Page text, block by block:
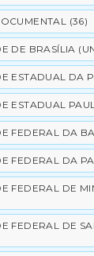
(36)
DE BRASÍLIA
ESTADUAL DA
ESTADUAL
FEDERAL DA
FEDERAL DA
FEDERAL DE
FEDERAL DE